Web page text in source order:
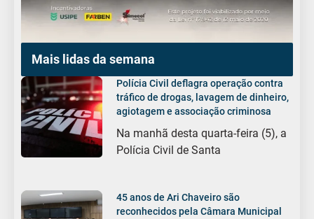
Mais lidas da semana
Polícia Civil deflagra operação contra
tráfico de drogas, lavagem de dinheiro,
agiotagem e associação criminosa
Na manhã desta quarta-feira (5), a
Polícia Civil de Santa
45 anos de Ari Chaveiro são
reconhecidos pela Câmara Municipal